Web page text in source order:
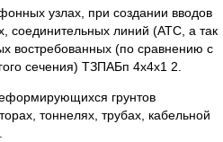
узлах, при создании вводов
соединительных линий (АТС, а так
(по сравнению с
сечения) ТЗПАБп 4х4х1 2.
грунтов
тоннелях, трубах, кабельной